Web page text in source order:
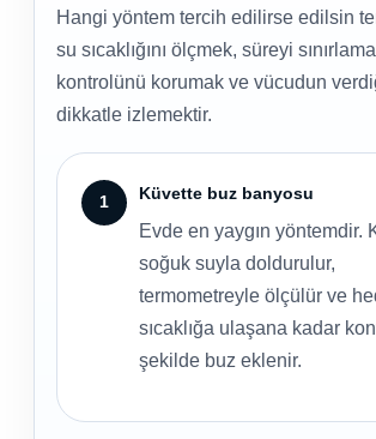
Hangi yöntem tercih edilirse edilsin
su sıcaklığını ölçmek, süreyi
kontrolünü korumak ve vücudun
dikkatle izlemektir.
Küvette buz banyosu
Evde en yaygın yöntemdir.
soğuk suyla doldurulur,
termometreyle ölçülür ve
sıcaklığa ulaşana kadar
şekilde buz eklenir.